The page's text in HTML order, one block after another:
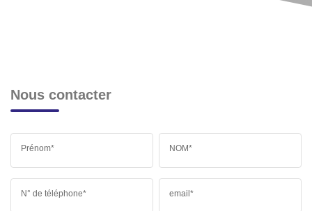
Nous contacter
Prénom* NOM*
N° de téléphone* email*